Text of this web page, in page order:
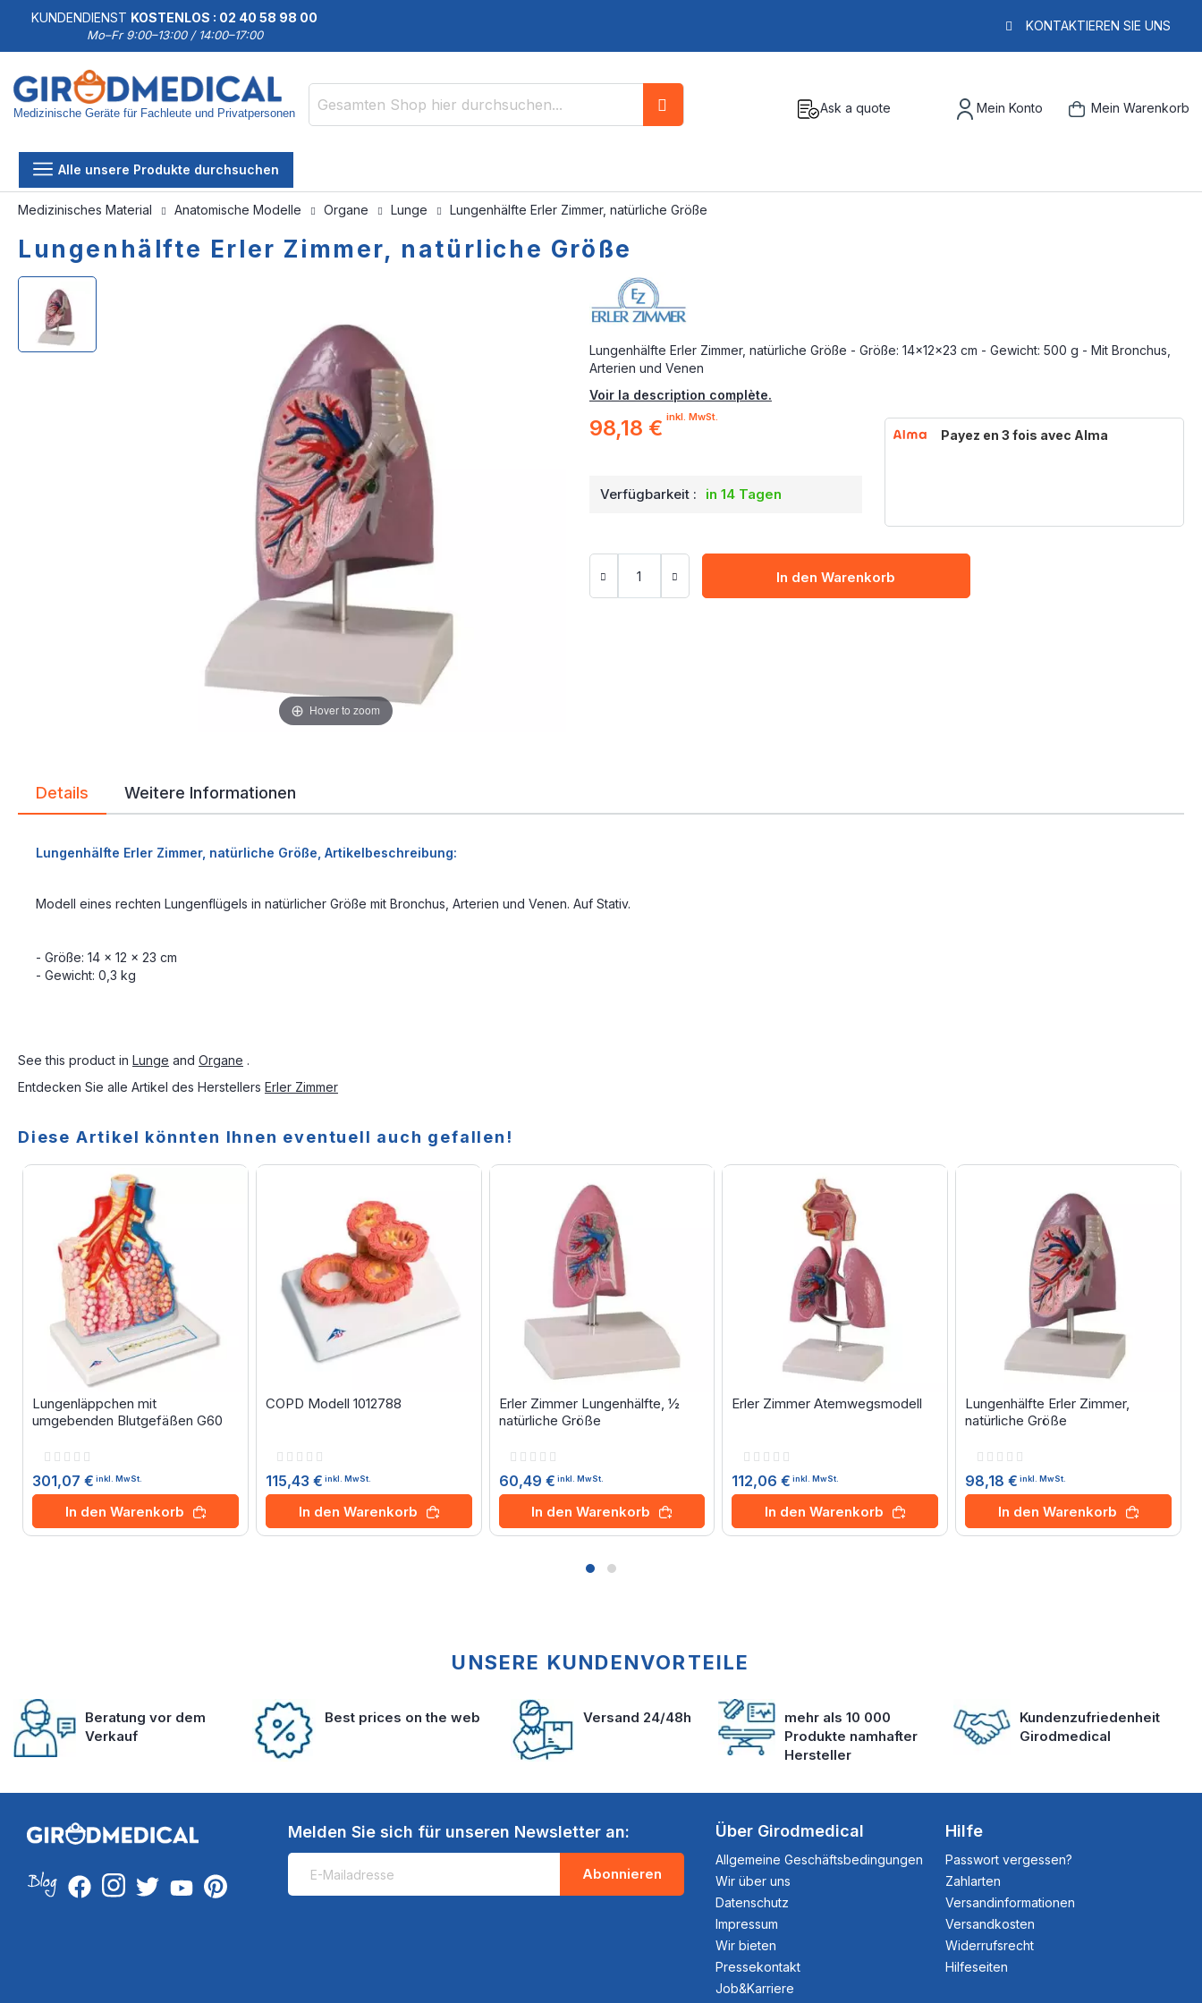
KUNDENDIENST KOSTENLOS : 02 40 58 98 00
Mo–Fr 9:00–13:00 / 14:00–17:00
KONTAKTIEREN SIE UNS
Medizinische Geräte für Fachleute und Privatpersonen Ask a quote Mein Konto Mein Warenkorb
Alle unsere Produkte durchsuchen
Medizinisches Material Anatomische Modelle Organe Lunge Lungenhälfte Erler Zimmer, natürliche Größe
Lungenhälfte Erler Zimmer, natürliche Größe
Lungenhälfte Erler Zimmer, natürliche Größe - Größe: 14x12x23 cm - Gewicht: 500 g - Mit Bronchus,
Arterien und Venen
Voir la description complète.
98,18 € inkl. MwSt.
Verfügbarkeit : in 14 Tagen
Payez en 3 fois avec Alma
In den Warenkorb
Zum
Bildgalerie
springen
Zum
Anfang
Bildgalerie
springen
Hover to zoom
Details
Lungenhälfte Erler Zimmer, natürliche Größe, Artikelbeschreibung:
Modell eines rechten Lungenflügels in natürlicher Größe mit Bronchus, Arterien und Venen. Auf Stativ.
- Größe: 14 x 12 x 23 cm
- Gewicht: 0,3 kg
Weitere Informationen
See this product in Lunge and Organe .
Entdecken Sie alle Artikel des Herstellers Erler Zimmer
Diese Artikel könnten Ihnen eventuell auch gefallen!
Lungenläppchen mit
umgebenden Blutgefäßen G60
Rating:
301,07 € inkl. MwSt.
In den Warenkorb
COPD Modell 1012788
Rating:
115,43 € inkl. MwSt.
In den Warenkorb
Erler Zimmer Lungenhälfte, ½
natürliche Größe
Rating:
60,49 € inkl. MwSt.
In den Warenkorb
Erler Zimmer Atemwegsmodell
Rating:
112,06 € inkl. MwSt.
In den Warenkorb
Lungenhälfte Erler Zimmer,
natürliche Größe
Rating:
98,18 € inkl. MwSt.
In den Warenkorb
UNSERE KUNDENVORTEILE
Beratung vor dem
Verkauf
Best prices on the web Versand 24/48h
mehr als 10 000
Produkte namhafter
Hersteller
Kundenzufriedenheit
Girodmedical
Melden Sie sich für unseren Newsletter an:
Abonnieren
Über Girodmedical
Allgemeine Geschäftsbedingungen
Wir über uns
Datenschutz
Impressum
Wir bieten
Pressekontakt
Job&Karriere
Hilfe
Passwort vergessen?
Zahlarten
Versandinformationen
Versandkosten
Widerrufsrecht
Hilfeseiten